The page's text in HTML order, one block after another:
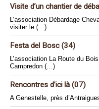
Visite d’un chantier de
L’association Débardage
visiter le (…)
Festa del Bosc (34)
L’association La Route du
Campredon (…)
Rencontres d’ici là (07)
A Genestelle, près